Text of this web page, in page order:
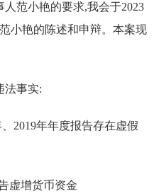
范小艳的要求,我会于2023
小艳的陈述和申辩。本案现
法事实:
2019年年度报告存在虚假
虚增货币资金